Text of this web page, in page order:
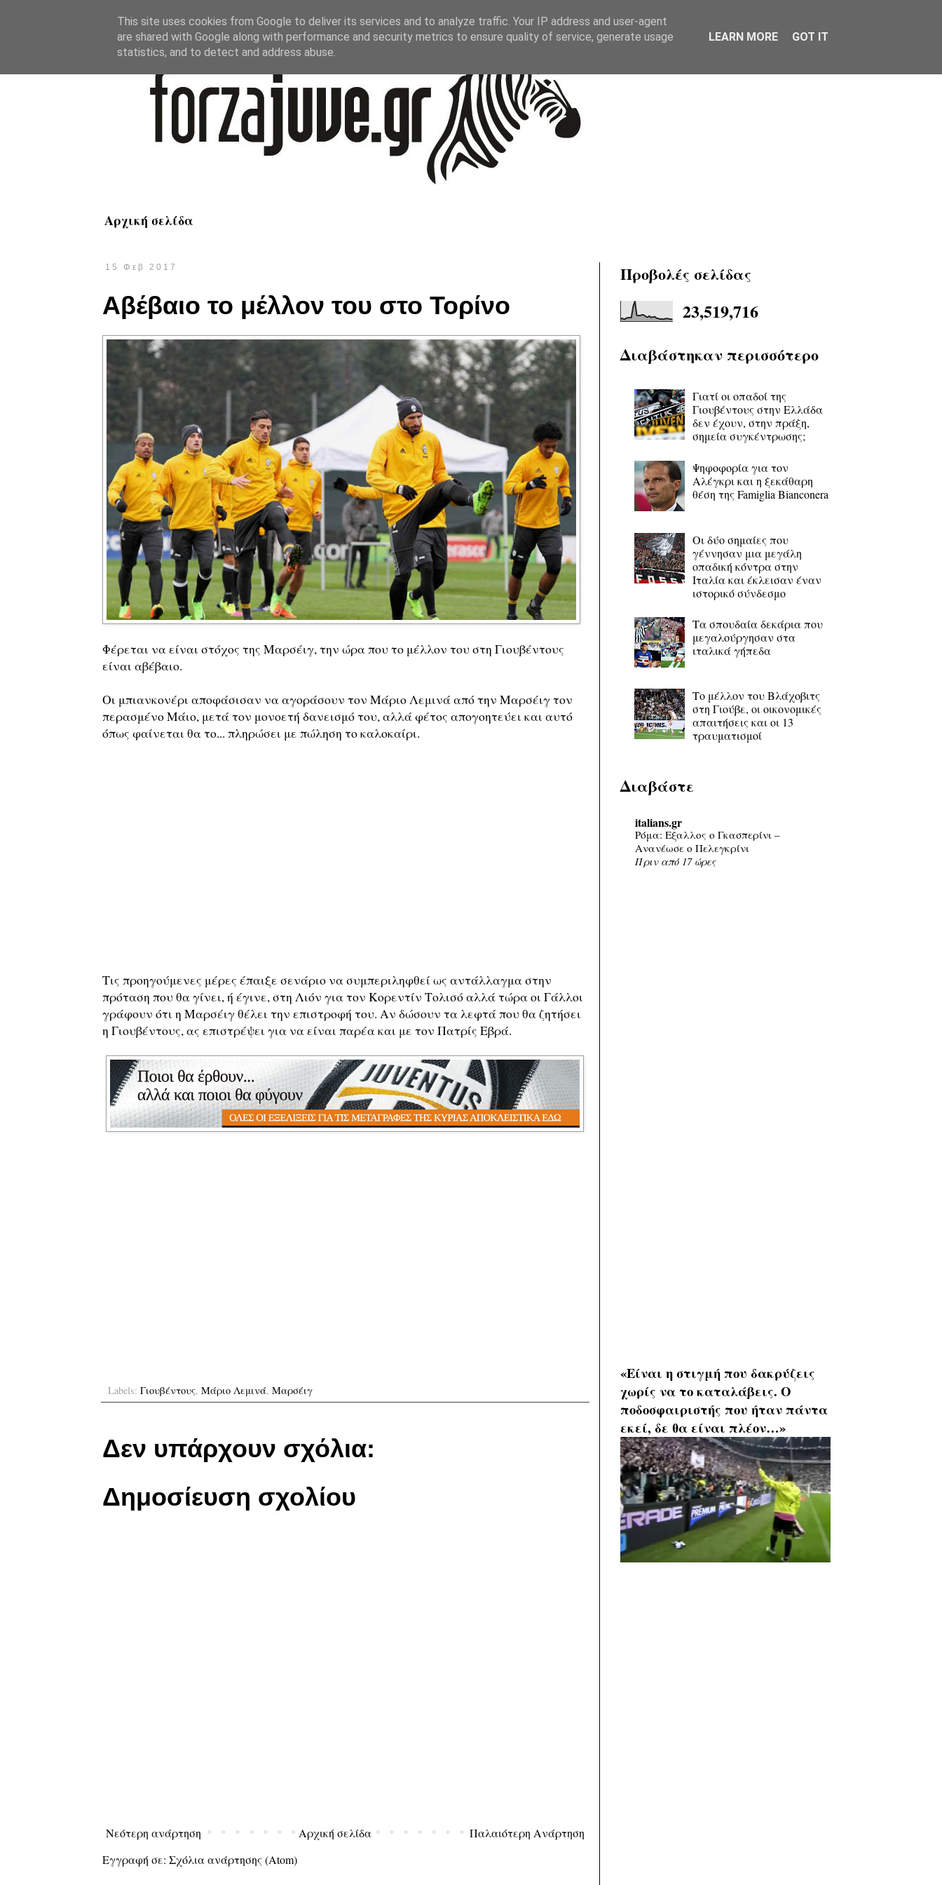
Αρχική σελίδα
15 Φεβ 2017
Αβέβαιο το μέλλον του στο Τορίνο
Φέρεται να είναι στόχος της Μαρσέιγ, την ώρα που το μέλλον του στη Γιουβέντους
είναι αβέβαιο.
Οι μπιανκονέρι αποφάσισαν να αγοράσουν τον Μάριο Λεμινά από την Μαρσέιγ τον
περασμένο Μάιο, μετά τον μονοετή δανεισμό του, αλλά φέτος απογοητεύει και αυτό
όπως φαίνεται θα το... πληρώσει με πώληση το καλοκαίρι.
Τις προηγούμενες μέρες έπαιξε σενάριο να συμπεριληφθεί ως αντάλλαγμα στην
πρόταση που θα γίνει, ή έγινε, στη Λιόν για τον Κορεντίν Τολισό αλλά τώρα οι Γάλλοι
γράφουν ότι η Μαρσέιγ θέλει την επιστροφή του. Αν δώσουν τα λεφτά που θα ζητήσει
η Γιουβέντους, ας επιστρέψει για να είναι παρέα και με τον Πατρίς Εβρά.
Labels: Γιουβέντους, Μάριο Λεμινά, Μαρσέιγ
Δεν υπάρχουν σχόλια:
Δημοσίευση σχολίου
Νεότερη ανάρτηση Παλαιότερη Ανάρτηση
Αρχική σελίδα
Εγγραφή σε: Σχόλια ανάρτησης (Atom)
Προβολές σελίδας
23,519,716
Διαβάστηκαν περισσότερο
Γιατί οι οπαδοί της
Γιουβέντους στην Ελλάδα
δεν έχουν, στην πράξη,
σημεία συγκέντρωσης;
Ψηφοφορία για τον
Αλέγκρι και η ξεκάθαρη
θέση της Famiglia Bianconera
Οι δύο σημαίες που
γέννησαν μια μεγάλη
οπαδική κόντρα στην
Ιταλία και έκλεισαν έναν
ιστορικό σύνδεσμο
Τα σπουδαία δεκάρια που
μεγαλούργησαν στα
ιταλικά γήπεδα
Το μέλλον του Βλάχοβιτς
στη Γιούβε, οι οικονομικές
απαιτήσεις και οι 13
τραυματισμοί
Διαβάστε
italians.gr
Ρόμα: Εξαλλος ο Γκασπερίνι –
Ανανέωσε ο Πελεγκρίνι
Πριν από 17 ώρες
«Είναι η στιγμή που δακρύζεις
χωρίς να το καταλάβεις. Ο
ποδοσφαιριστής που ήταν πάντα
εκεί, δε θα είναι πλέον…»
This site uses cookies from Google to deliver its services and to analyze traffic. Your IP address and user-agent
are shared with Google along with performance and security metrics to ensure quality of service, generate usage
statistics, and to detect and address abuse.
LEARN MORE GOT IT